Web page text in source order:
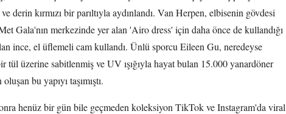
derin kırmızı bir parıltıyla aydınlandı. Van Herpen, elbisenin gövdesi
Gala'nın merkezinde yer alan 'Airo dress' için daha önce de kullandığı
ince, el üflemeli cam kullandı. Ünlü sporcu Eileen Gu, neredeyse
tül üzerine sabitlenmiş ve UV ışığıyla hayat bulan 15.000 yanardöner
bu yapıyı taşımıştı.
henüz bir gün bile geçmeden koleksiyon TikTok ve Instagram'da viral